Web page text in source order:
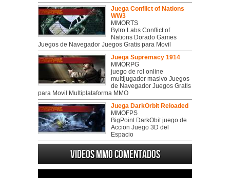
Juega Conflict of Nations
WW3
MMORTS
Bytro Labs Conflict of
Nations Dorado Games
Juegos de Navegador Juegos Gratis para Movil
Juega Supremacy 1914
MMORPG
juego de rol online
multijugador masivo Juegos
de Navegador Juegos Gratis
para Movil Multiplataforma MMO
Juega DarkOrbit Reloaded
MMOFPS
BigPoint DarkObit juego de
Accion Juego 3D del
Espacio
Videos MMO Comentados